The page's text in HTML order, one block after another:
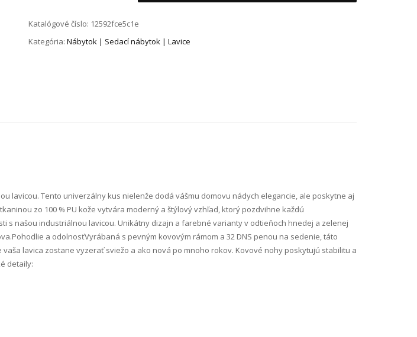
Katalógové číslo: 12592fce5c1e
Kategória: Nábytok | Sedací nábytok | Lavice
lavicou. Tento univerzálny kus nielenže dodá vášmu domovu nádych elegancie, ale poskytne aj
zo 100 % PU kože vytvára moderný a štýlový vzhľad, ktorý pozdvihne každú
s našou industriálnou lavicou. Unikátny dizajn a farebné varianty v odtieňoch hnedej a zelenej
a odolnosťVyrábaná s pevným kovovým rámom a 32 DNS penou na sedenie, táto
lavica zostane vyzerať sviežo a ako nová po mnoho rokov. Kovové nohy poskytujú stabilitu a
detaily: